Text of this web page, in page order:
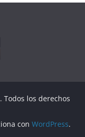
. Todos los derechos
con WordPress.